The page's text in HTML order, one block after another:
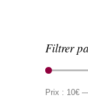
Filtrer
min
max
Prix : 10€